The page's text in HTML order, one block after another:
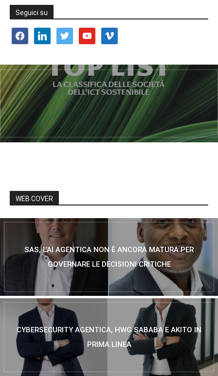
Seguici su
facebooklinkedin twitter youtube vimeo
WEB COVER
SAS, L’AI AGENTICA NON È ANCORA MATURA PER
GOVERNARE LE DECISIONI CRITICHE
CYBERSECURITY AGENTICA, HWG SABABA E AKITO IN
PRIMA LINEA